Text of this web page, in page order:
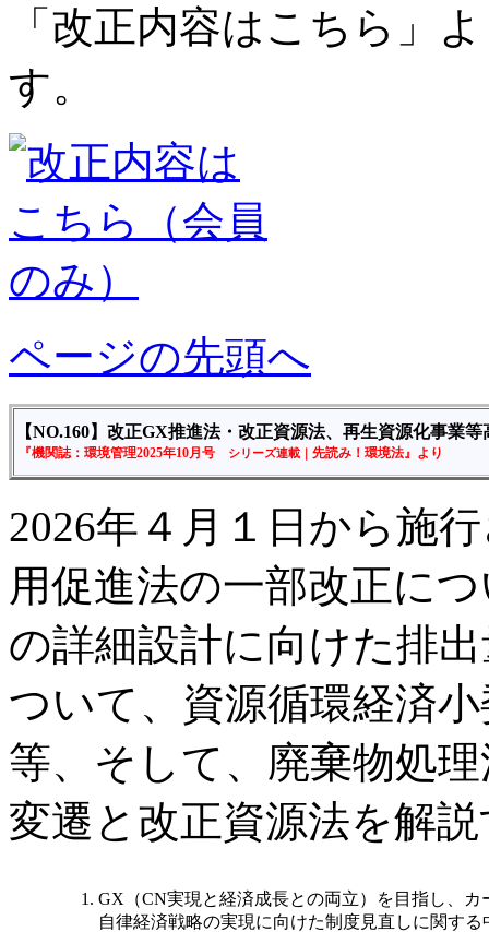
「改正内容はこちら」
す。
ページの先頭へ
【NO.160】 改正GX推進法・改正資源法、再生資源化事業等
『機関誌：環境管理2025年10月号 シリーズ連載｜ 先読み！環境法』より
2026年４月１日から施
用促進法の一部改正に
の詳細設計に向けた排
ついて、資源循環経済
等、そして、廃棄物処
変遷と改正資源法を解
GX（CN実現と経済成長との両立）を目指し、
自律経済戦略の実現に向けた制度見直しに関す